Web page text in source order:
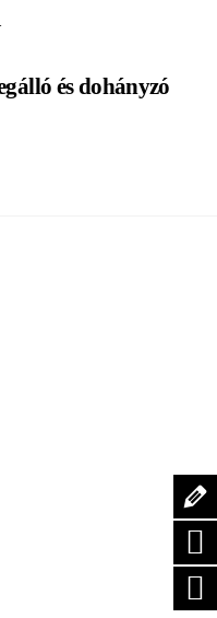
és dohányzó